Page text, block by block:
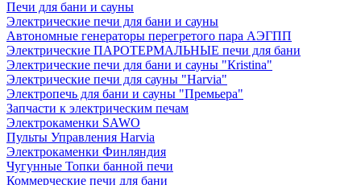
Печи для бани и сауны
Электрические печи для бани и сауны
Автономные генераторы перегретого пара АЭГПП
Электрические ПАРОТЕРМАЛЬНЫЕ печи для бани
Электрические печи для бани и сауны "Кristina"
Электрические печи для сауны "Harvia"
Электропечь для бани и сауны "Премьера"
Запчасти к электрическим печам
Электрокаменки SAWO
Пульты Управления Harvia
Электрокаменки Финляндия
Чугунные Топки банной печи
Коммерческие печи для бани